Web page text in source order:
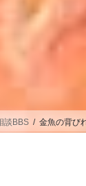
談BBS 金魚の背び